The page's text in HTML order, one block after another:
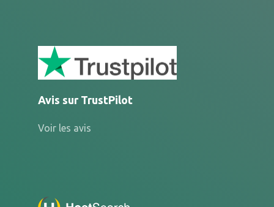
Avis sur TrustPilot
Voir les avis